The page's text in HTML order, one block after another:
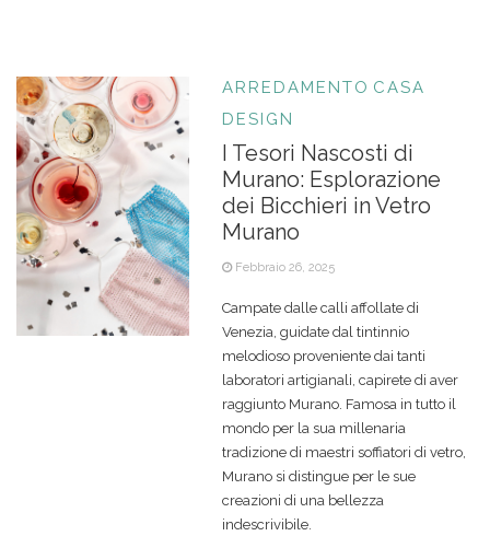
ARREDAMENTO CASA
DESIGN
I Tesori Nascosti di
Murano: Esplorazione
dei Bicchieri in Vetro
Murano
Febbraio 26, 2025
Campate dalle calli affollate di
Venezia, guidate dal tintinnio
melodioso proveniente dai tanti
laboratori artigianali, capirete di aver
raggiunto Murano. Famosa in tutto il
mondo per la sua millenaria
tradizione di maestri soffiatori di vetro,
Murano si distingue per le sue
creazioni di una bellezza
indescrivibile.